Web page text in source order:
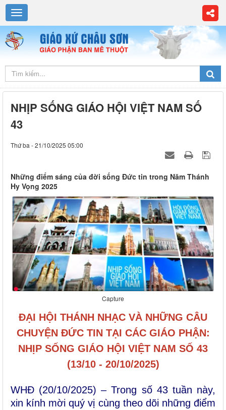
NHỊP SỐNG GIÁO HỘI VIỆT NAM SỐ
43
Thứ ba - 21/10/2025 05:00
Những điểm sáng của đời sống Đức tin trong Năm Thánh
Hy Vọng 2025
Capture
ĐẠI HỘI THÁNH NHẠC VÀ NHỮNG CÂU
CHUYỆN ĐỨC TIN TẠI CÁC GIÁO PHẬN:
NHỊP SỐNG GIÁO HỘI VIỆT NAM SỐ 43
(13/10 - 20/10/2025)
WHĐ (20/10/2025) – Trong số 43 tuần này,
xin kính mời quý vị cùng theo dõi những điểm